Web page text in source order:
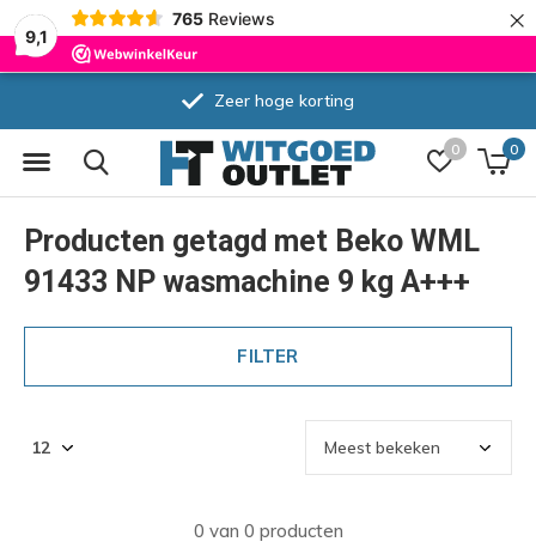
9,1
765 Reviews ×
0 0
Zeer hoge korting
Producten getagd met Beko WML
91433 NP wasmachine 9 kg A+++
FILTER
0 van 0 producten